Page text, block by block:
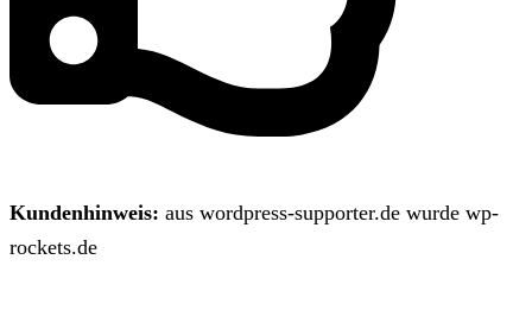
Kundenhinweis: aus wordpress-supporter.de wurde wp-
rockets.de